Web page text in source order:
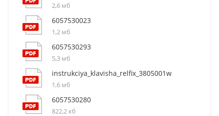
2,6 мб
6057530023
1,2 мб
6057530293
5,3 мб
instrukciya_klavisha_relfix_3805001w
1,6 мб
6057530280
822,2 кб